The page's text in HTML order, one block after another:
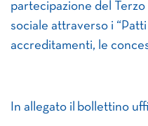
partecipazione del
sociale attraverso i
accreditamenti, le
In allegato il bollettino